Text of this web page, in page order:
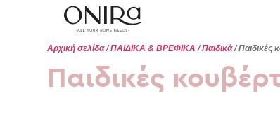
Αρχική σελίδα/ΠΑΙΔΙΚΑ & ΒΡΕΦΙΚΑ /Παιδικά/ Παιδικές
Παιδικές